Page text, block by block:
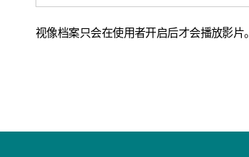
视像档案只会在使用者开启后才会播放影片。